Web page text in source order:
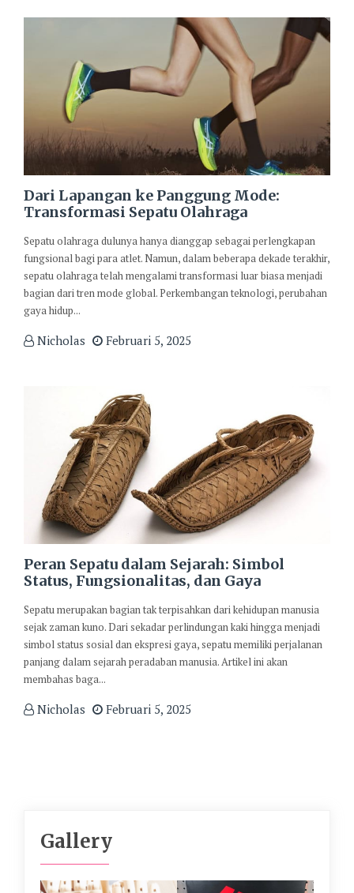
Dari Lapangan ke Panggung Mode:
Transformasi Sepatu Olahraga
Sepatu olahraga dulunya hanya dianggap sebagai perlengkapan
fungsional bagi para atlet. Namun, dalam beberapa dekade terakhir,
sepatu olahraga telah mengalami transformasi luar biasa menjadi
bagian dari tren mode global. Perkembangan teknologi, perubahan
gaya hidup...
Nicholas Februari 5, 2025
Peran Sepatu dalam Sejarah: Simbol
Status, Fungsionalitas, dan Gaya
Sepatu merupakan bagian tak terpisahkan dari kehidupan manusia
sejak zaman kuno. Dari sekadar perlindungan kaki hingga menjadi
simbol status sosial dan ekspresi gaya, sepatu memiliki perjalanan
panjang dalam sejarah peradaban manusia. Artikel ini akan
membahas baga...
Nicholas Februari 5, 2025
Gallery